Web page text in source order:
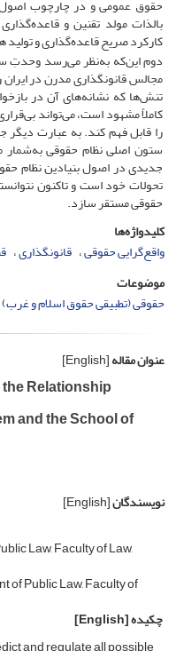
حقوق عمومی و در چارچوب اصول
بالذات مولد تقنین و
کارکرد صریح قاعده‌گذاری و تولید
دوم این‌که به‌نظر می‌رسد وحدتِ
مجالس قانونگذاری مدرن در
تنش‌ها که نشانه‌های آن در
کاملاً مشهود است، ‌‌می‌تواند
را قابل فهم کند. به عبارت
ستون اصلی نظام حقوقی
جدیدی در اصول بنیادین نظام
تحولات خود است و تاکنون
حقوقی مستقر سازد.
کلیدواژه‌ها
واقع‌گرایی حقوقی ‌‌قانونگذاری
موضوعات
حقوقی (تطبیقی حقوق اسلام و غرب)
عنوان مقاله[English]
Relationship
and the School of
نویسندگان[English]
Law, Faculty of Law,
of Public Law, Faculty of
چکیده[English]